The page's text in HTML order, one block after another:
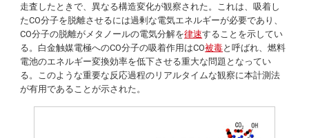
走査したときで、異なる構造変化が観察された。これは、吸着し
たCO分子を脱離させるには過剰な電気エネルギーが必要であり、
CO分子の脱離がメタノールの電気分解を律速することを示してい
る。白金触媒電極へのCO分子の吸着作用はCO被毒と呼ばれ、燃料
電池のエネルギー変換効率を低下させる重大な問題となってい
る。このような重要な反応過程のリアルタイムな観察に本計測法
が有用であることが示された。